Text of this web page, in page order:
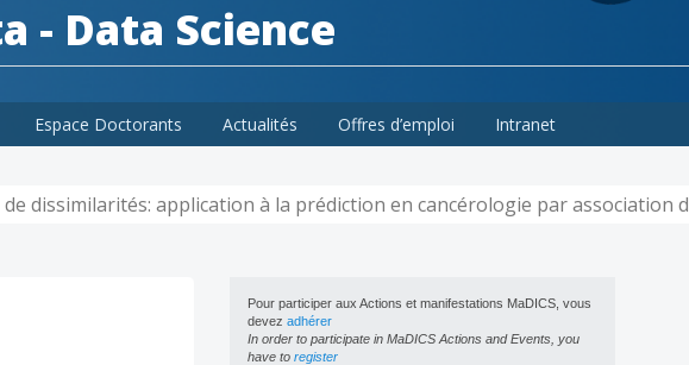
- Data Science
Espace Doctorants Actualités Offres d’emploi Intranet
dissimilarités: application à la prédiction en cancérologie par association
Pour participer aux Actions et manifestations MaDICS, vous
devez adhérer
In order to participate in MaDICS Actions and Events, you
have to register